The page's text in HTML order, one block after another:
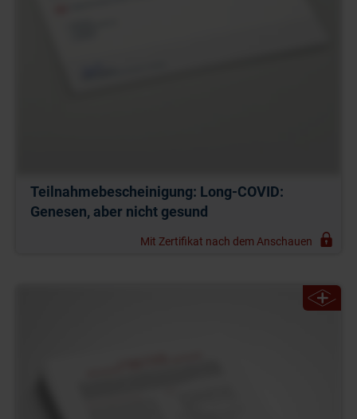
Teilnahmebescheinigung: Long-COVID:
Genesen, aber nicht gesund
Mit Zertifikat nach dem Anschauen